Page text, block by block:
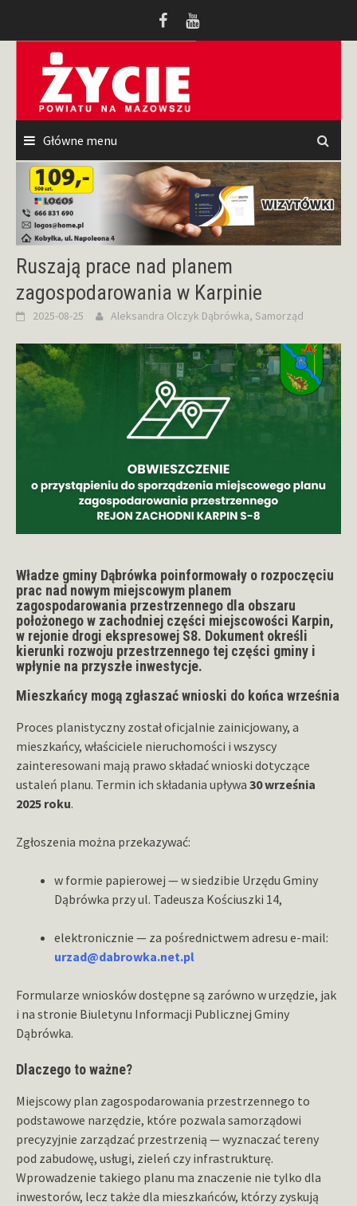
Główne menu
Ruszają prace nad planem
zagospodarowania w Karpinie
2025-08-25 Aleksandra Olczyk Dąbrówka, Samorząd
Władze gminy Dąbrówka poinformowały o rozpoczęciu
prac nad nowym miejscowym planem
zagospodarowania przestrzennego dla obszaru
położonego w zachodniej części miejscowości Karpin,
w rejonie drogi ekspresowej S8. Dokument określi
kierunki rozwoju przestrzennego tej części gminy i
wpłynie na przyszłe inwestycje.
Mieszkańcy mogą zgłaszać wnioski do końca września
Proces planistyczny został oficjalnie zainicjowany, a
mieszkańcy, właściciele nieruchomości i wszyscy
zainteresowani mają prawo składać wnioski dotyczące
ustaleń planu. Termin ich składania upływa 30 września
2025 roku.
Zgłoszenia można przekazywać:
w formie papierowej — w siedzibie Urzędu Gminy
Dąbrówka przy ul. Tadeusza Kościuszki 14,
elektronicznie — za pośrednictwem adresu e-mail:
urzad@dabrowka.net.pl
Formularze wniosków dostępne są zarówno w urzędzie, jak
i na stronie Biuletynu Informacji Publicznej Gminy
Dąbrówka.
Dlaczego to ważne?
Miejscowy plan zagospodarowania przestrzennego to
podstawowe narzędzie, które pozwala samorządowi
precyzyjnie zarządzać przestrzenią — wyznaczać tereny
pod zabudowę, usługi, zieleń czy infrastrukturę.
Wprowadzenie takiego planu ma znaczenie nie tylko dla
inwestorów, lecz także dla mieszkańców, którzy zyskują